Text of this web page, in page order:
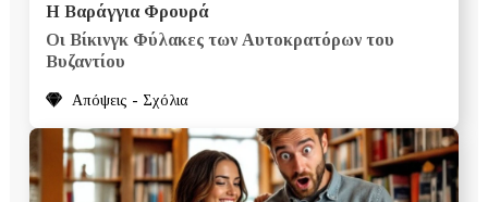
Η Βαράγγια Φρουρά
Οι Βίκινγκ Φύλακες των Αυτοκρατόρων του
Βυζαντίου
Απόψεις - Σχόλια